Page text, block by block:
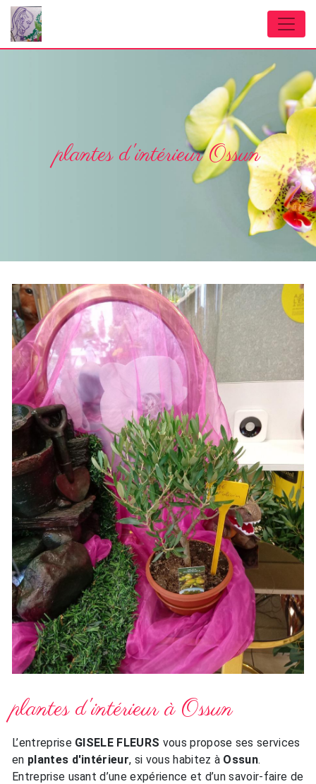
Panneau de gestion des cookies
plantes d'intérieur Ossun
plantes d'intérieur à Ossun
L’entreprise GISELE FLEURS vous propose ses services
en plantes d'intérieur, si vous habitez à Ossun.
Entreprise usant d’une expérience et d’un savoir-faire de